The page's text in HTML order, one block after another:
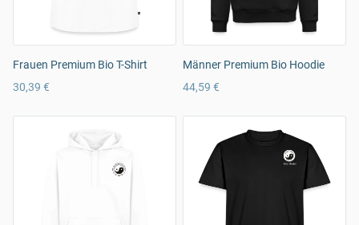
Frauen Premium Bio T-Shirt
30,39 €
Männer Premium Bio Hoodie
44,59 €